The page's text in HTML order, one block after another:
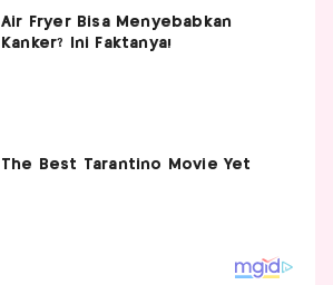
Air Fryer Bisa Menyebabkan
Kanker? Ini Faktanya!